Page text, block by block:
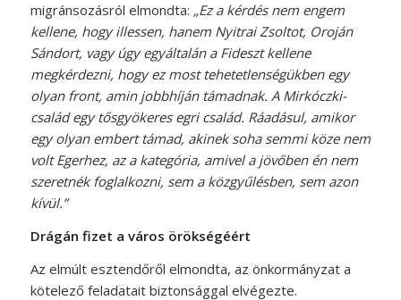
migránsozásról elmondta: „Ez a kérdés nem engem
kellene, hogy illessen, hanem Nyitrai Zsoltot, Oroján
Sándort, vagy úgy egyáltalán a Fideszt kellene
megkérdezni, hogy ez most tehetetlenségükben egy
olyan front, amin jobbhíján támadnak. A Mirkóczki-
család egy tősgyökeres egri család. Ráadásul, amikor
egy olyan embert támad, akinek soha semmi köze nem
volt Egerhez, az a kategória, amivel a jövőben én nem
szeretnék foglalkozni, sem a közgyűlésben, sem azon
kívül.”
Drágán fizet a város örökségéért
Az elmúlt esztendőről elmondta, az önkormányzat a
kötelező feladatait biztonsággal elvégezte.